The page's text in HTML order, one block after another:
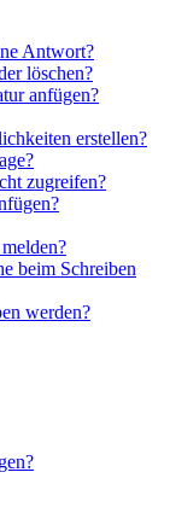
Antwort?
löschen?
anfügen?
erstellen?
zugreifen?
beim Schreiben
werden?